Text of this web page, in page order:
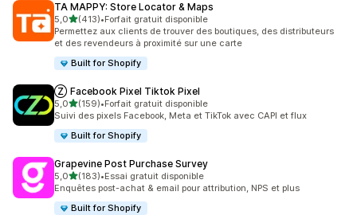
TA MAPPY: Store Locator & Maps
5,0étoile(s) sur 5
(413)
413 avis au total
•Forfait gratuit disponible
Permettez aux clients de trouver des boutiques, des distributeurs
et des revendeurs à proximité sur une carte
Built for Shopify
Ⓩ Facebook Pixel Tiktok Pixel
5,0étoile(s) sur 5
(159)
159 avis au total
•Forfait gratuit disponible
Suivi des pixels Facebook, Meta et TikTok avec CAPI et flux
Built for Shopify
Grapevine Post Purchase Survey
5,0étoile(s) sur 5
(183)
183 avis au total
•Essai gratuit disponible
Enquêtes post-achat & email pour attribution, NPS et plus
Built for Shopify